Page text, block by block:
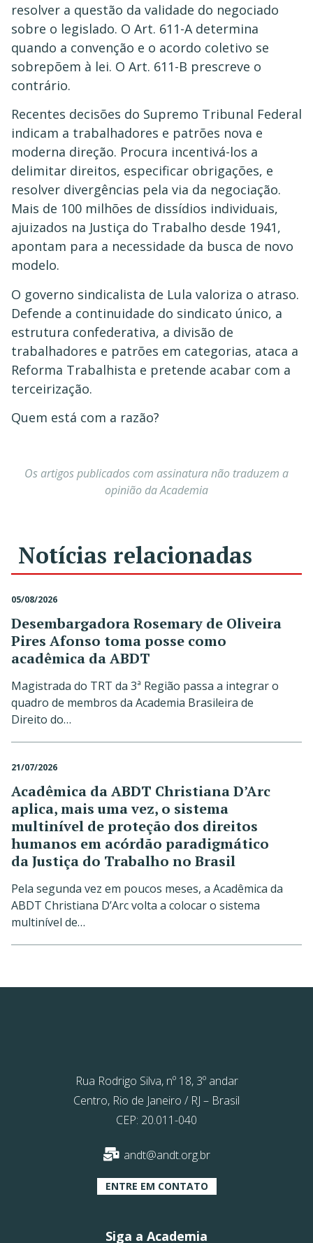
resolver a questão da validade do negociado
sobre o legislado. O Art. 611-A determina
quando a convenção e o acordo coletivo se
sobrepõem à lei. O Art. 611-B prescreve o
contrário.
Recentes decisões do Supremo Tribunal Federal
indicam a trabalhadores e patrões nova e
moderna direção. Procura incentivá-los a
delimitar direitos, especificar obrigações, e
resolver divergências pela via da negociação.
Mais de 100 milhões de dissídios individuais,
ajuizados na Justiça do Trabalho desde 1941,
apontam para a necessidade da busca de novo
modelo.
O governo sindicalista de Lula valoriza o atraso.
Defende a continuidade do sindicato único, a
estrutura confederativa, a divisão de
trabalhadores e patrões em categorias, ataca a
Reforma Trabalhista e pretende acabar com a
terceirização.
Quem está com a razão?
Os artigos publicados com assinatura não traduzem a
opinião da Academia
Notícias relacionadas
05/08/2026
Desembargadora Rosemary de Oliveira
Pires Afonso toma posse como
acadêmica da ABDT
Magistrada do TRT da 3ª Região passa a integrar o
quadro de membros da Academia Brasileira de
Direito do…
21/07/2026
Acadêmica da ABDT Christiana D’Arc
aplica, mais uma vez, o sistema
multinível de proteção dos direitos
humanos em acórdão paradigmático
da Justiça do Trabalho no Brasil
Pela segunda vez em poucos meses, a Acadêmica da
ABDT Christiana D’Arc volta a colocar o sistema
multinível de…
Rua Rodrigo Silva, nº 18, 3º andar
Centro, Rio de Janeiro / RJ – Brasil
CEP: 20.011-040
andt@andt.org.br
ENTRE EM CONTATO
Siga a Academia